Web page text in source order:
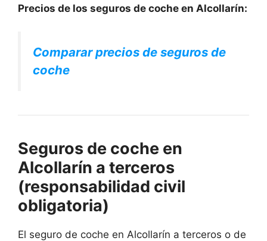
Precios de los seguros de coche en Alcollarín:
Comparar precios de seguros de
coche
Seguros de coche en
Alcollarín a terceros
(responsabilidad civil
obligatoria)
El seguro de coche en Alcollarín a terceros o de